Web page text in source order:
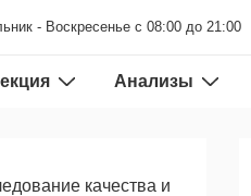
- Воскресенье с 08:00 до 21:00
Анализы
качества и